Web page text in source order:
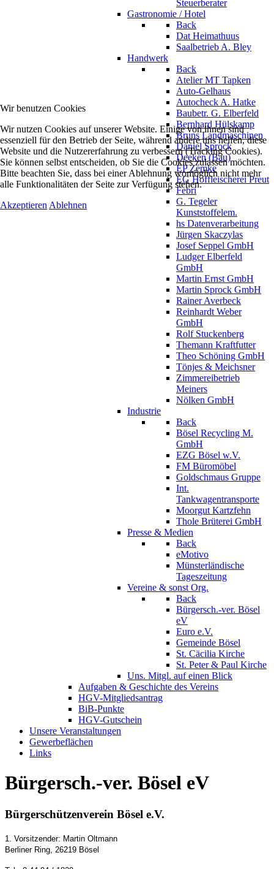
Steuerberater
Gastronomie / Hotel
Back
Dat Heimathuus
Saalbetrieb A. Bley
Handwerk
Back
Atelier MT Tapken
Auto-Gelhaus
Autocheck A. Hatke
Baubetr. G. Elberfeld
Bernhard Hülskamp
Bruns Landmaschinen
Daniel Sprock
Deeken (Bau)
EP Zemke
EG Hoffleischerei Preut
Febri
G. Tegeler
Kunststoffelem.
hs Datenverarbeitung
Jürgen Skaczylas
Josef Seppel GmbH
Ludger Elberfeld
GmbH
Martin Ernst GmbH
Martin Sprock GmbH
Rainer Averbeck
Reinhardt Weber
GmbH
Rolf Stuckenberg
Themann Kraftfutter
Theo Schöning GmbH
Tönjes & Meichsner
Zimmereibetrieb
Meiners
Nölken GmbH
Industrie
Back
Bösel Recycling M.
GmbH
EZG Bösel w.V.
FM Büromöbel
Goldschmaus Gruppe
Int.
Tankwagentransporte
Moorgut Kartzfehn
Thole Brüterei GmbH
Presse & Medien
Back
eMotivo
Münsterländische
Tageszeitung
Vereine & sonst Org.
Back
Bürgersch.-ver. Bösel
eV
Euro e.V.
Gemeinde Bösel
St. Cäcilia Kirche
St. Peter & Paul Kirche
Uns. Mitgl. auf einen Blick
Aufgaben & Geschichte des Vereins
HGV-Mitgliedsantrag
BiB-Punkte
HGV-Gutschein
Unsere Veranstaltungen
Gewerbeflächen
Links
Bürgersch.-ver. Bösel eV
Bürgerschützenverein Bösel e.V.
1. Vorsitzender: Martin Oltmann
Berliner Ring, 26219 Bösel
Wir benutzen Cookies
Wir nutzen Cookies auf unserer Website. Einige von ihnen sind
essenziell für den Betrieb der Seite, während andere uns helfen, diese
Website und die Nutzererfahrung zu verbessern (Tracking Cookies).
Sie können selbst entscheiden, ob Sie die Cookies zulassen möchten.
Bitte beachten Sie, dass bei einer Ablehnung womöglich nicht mehr
alle Funktionalitäten der Seite zur Verfügung stehen.
Akzeptieren Ablehnen